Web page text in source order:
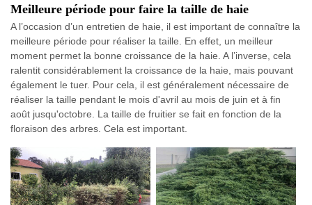
Meilleure période pour faire la taille de haie
A l’occasion d’un entretien de haie, il est important de connaître la
meilleure période pour réaliser la taille. En effet, un meilleur
moment permet la bonne croissance de la haie. A l’inverse, cela
ralentit considérablement la croissance de la haie, mais pouvant
également le tuer. Pour cela, il est généralement nécessaire de
réaliser la taille pendant le mois d'avril au mois de juin et à fin
août jusqu'octobre. La taille de fruitier se fait en fonction de la
floraison des arbres. Cela est important.